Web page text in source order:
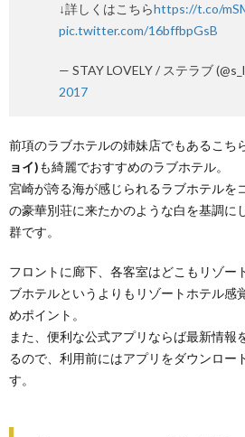
↓詳しくはこちらhttps://t.co/
pic.twitter.com/16bffbpGsB
— STAY LOVELY / ステラブ
2017
前項のラブホテルの姉妹店でもあるこちら
ョイ)も綺麗でおすすめのラブホテル。
宮崎が誇る海が感じられるラブホテルを
の豪華別荘に来たかのような白を基調に
群です。
フロントに廊下、各客室はどこもリゾー
ブホテルというよりもリゾートホテル感
めポイント。
また、便利な公式アプリならば最新情報
るので、利用前にはアプリをダウンロー
す。